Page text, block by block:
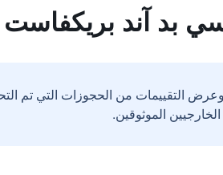
بد آند بريكفاست
التقييمات من الحجوزات التي تم